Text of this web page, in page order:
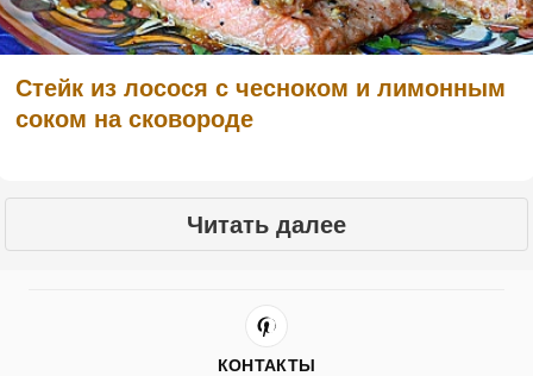
Стейк из лосося с чесноком и лимонным
соком на сковороде
Читать далее
КОНТАКТЫ